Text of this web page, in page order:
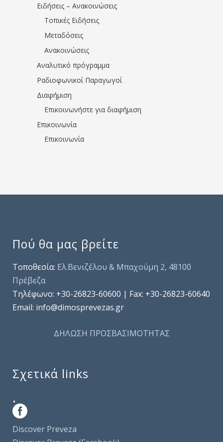
Ειδήσεις – Ανακοινώσεις
Τοπικές Ειδήσεις
Μεταδόσεις
Ανακοινώσεις
Αναλυτικό πρόγραμμα
Ραδιοφωνικοί Παραγωγοί
Διαφήμιση
Επικοινωνήστε για διαφήμιση
Επικοινωνία
Επικοινωνία
Πού θα μας βρείτε
Τοποθεσία: Ελ.Βενιζέλου & Μπαχούμη 2, 48100
Πρέβεζα
Τηλέφωνo: +30-26823-60600 | Fax: +30-26823-60640
Email: info@dimosprevezas.gr
ΔΗΛΩΣΗ ΠΡΟΣΒΑΣΙΜΟΤΗΤΑΣ
Σχετικά links
.
Discover Preveza